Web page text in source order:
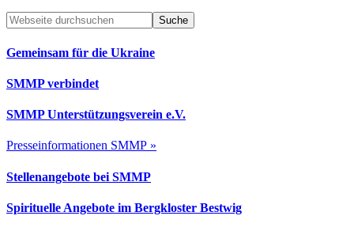
Footer
Webseite
durchsuchen
Gemeinsam für die Ukraine
SMMP verbindet
SMMP Unterstützungsverein e.V.
Presseinformationen SMMP »
Stellenangebote bei SMMP
Spirituelle Angebote im Bergkloster Bestwig